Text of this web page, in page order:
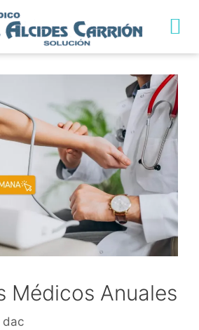
Médicos Anuales
dac